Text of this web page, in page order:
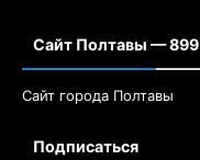
Сайт Полтавы — 899
Сайт города Полтавы
Подписаться